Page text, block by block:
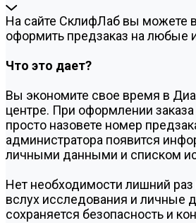
На сайте СклифЛаб вы можете
оформить предзаказ на любые
Что это дает?
Вы экономите свое время в
центре. При оформлении
просто назовете номер
администратора появится
личными данными и списком
Нет необходимости лишний раз
вслух исследования и личные
сохраняется безопасность и